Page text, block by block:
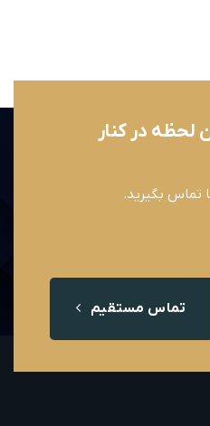
لحظه در کنار
تماس بگیرید.
تماس مستقیم